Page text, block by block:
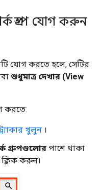
গ্রুপ যোগ করুন
যোগ করতে হলে, সেটির
শুধুমাত্র দেখার (View
করতে:
খুলুন ।
গ্রুপগুলোর পাশে থাকা
ক্লিক করুন।